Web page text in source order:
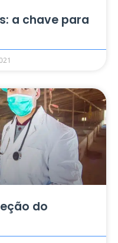
a chave para
do